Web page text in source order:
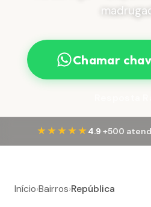
Chamar
★★★★★ 4.9·+500
Início›Bairros›República